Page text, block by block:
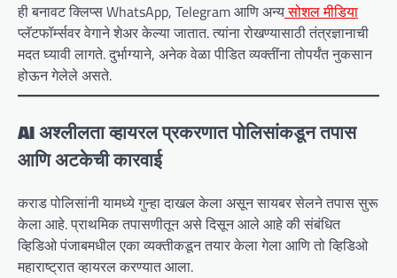
ही बनावट क्लिप्स WhatsApp, Telegram आणि अन्यसोशल मीडिया
प्लॅटफॉर्म्सवर वेगाने शेअर केल्या जातात. त्यांना रोखण्यासाठी तंत्रज्ञानाची
मदत घ्यावी लागते. दुर्भाग्याने, अनेक वेळा पीडित व्यक्तींना तोपर्यंत नुकसान
होऊन गेलेले असते.
AI अश्लीलता व्हायरल प्रकरणात पोलिसांकडून तपास
आणि अटकेची कारवाई
कराड पोलिसांनी यामध्ये गुन्हा दाखल केला असून सायबर सेलने तपास सुरू
केला आहे. प्राथमिक तपासणीतून असे दिसून आले आहे की संबंधित
व्हिडिओ पंजाबमधील एका व्यक्तीकडून तयार केला गेला आणि तो व्हिडिओ
महाराष्ट्रात व्हायरल करण्यात आला.